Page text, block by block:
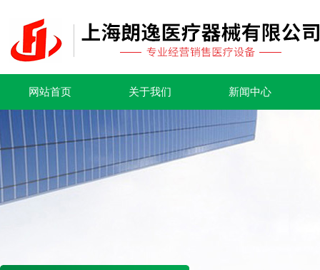
网站首页 关于我们 新闻中心